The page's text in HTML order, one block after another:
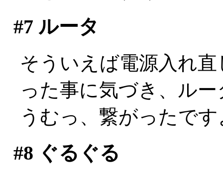
#7 ルータ
そういえば電源入れ
った事に気づき、ル
うむっ、繋がったで
#8 ぐるぐる